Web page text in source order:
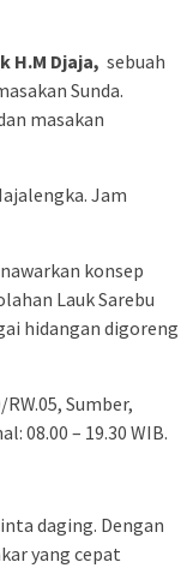
H.M Djaja, sebuah
Sunda.
masakan
Jam
konsep
Lauk Sarebu
hidangan digoreng
Sumber,
08.00 – 19.30 WIB.
daging. Dengan
yang cepat